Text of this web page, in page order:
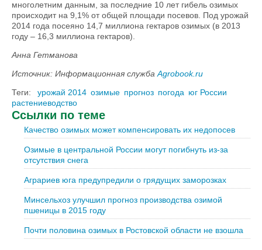
многолетним данным, за последние 10 лет гибель озимых
происходит на 9,1% от общей площади посевов. Под урожай
2014 года посеяно 14,7 миллиона гектаров озимых (в 2013
году – 16,3 миллиона гектаров).
Анна Гетманова
Источник: Информационная служба Agrobook.ru
Теги:
урожай 2014 озимые прогноз погода юг России
растениеводство
Ссылки по теме
Качество озимых может компенсировать их недопосев
Озимые в центральной России могут погибнуть из-за
отсутствия снега
Аграриев юга предупредили о грядущих заморозках
Минсельхоз улучшил прогноз производства озимой
пшеницы в 2015 году
Почти половина озимых в Ростовской области не взошла